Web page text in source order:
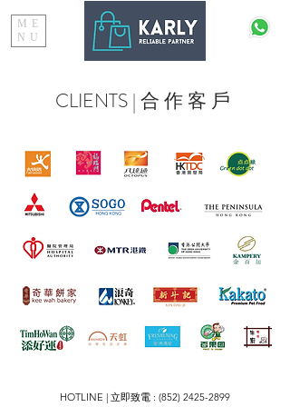
ME
NU
CLIENTS | 合 作 客 戶
HOTLINE | 立即致電 : (852) 2425-2899